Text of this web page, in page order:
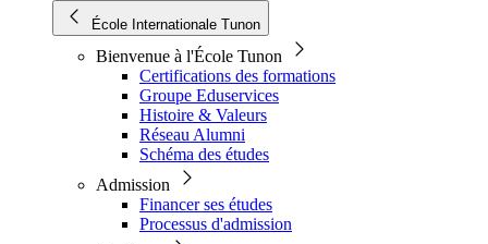
École Internationale Tunon
Bienvenue à l'École Tunon
Certifications des formations
Groupe Eduservices
Histoire & Valeurs
Réseau Alumni
Schéma des études
Admission
Financer ses études
Processus d'admission